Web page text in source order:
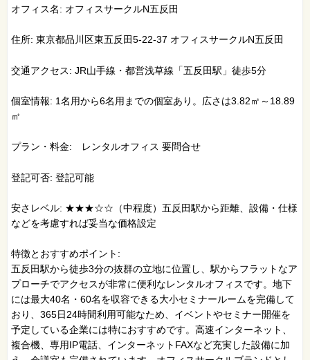
オフィス名: オフィスサークルN五反田
住所: 東京都品川区東五反田5-22-37 オフィスサークルN五反田
交通アクセス: JR山手線・都営浅草線「五反田駅」徒歩5分
個室情報: 1名用から6名用までの個室あり。広さは3.82㎡～18.89
㎡
プラン・料金: レンタルオフィス 要問合せ
登記可否: 登記可能
安さレベル: ★★★☆☆（中程度）五反田駅から距離、設備・仕様
などを考慮すれば妥当な価格設定
特徴とおすすめポイント:
五反田駅から徒歩3分の抜群の立地に位置し、駅からフラットなア
プローチでアクセスが非常に便利なレンタルオフィスです。地下
には最大40名・60名を収容できる大小セミナールームを完備して
おり、365日24時間利用可能なため、イベントやセミナー開催を
予定している企業には特におすすめです。高速インターネット、
複合機、専用IP電話、インターネットFAXなど充実した設備に加